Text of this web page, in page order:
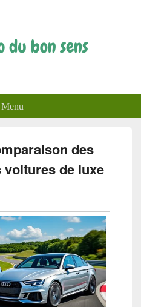
Menu
des
de luxe